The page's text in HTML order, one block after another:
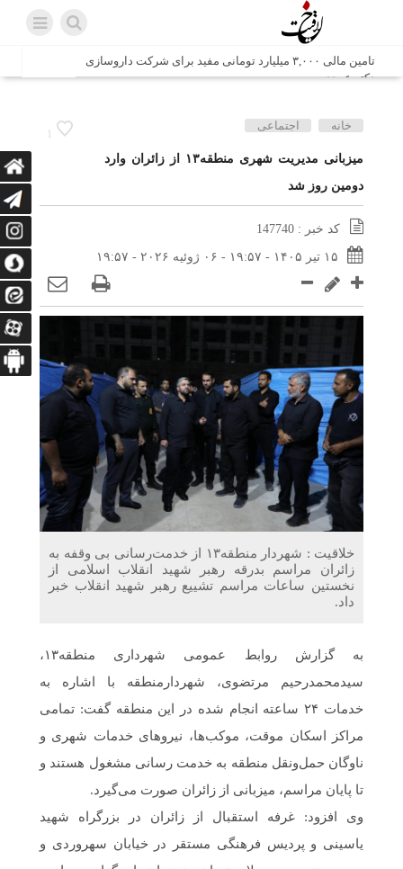
تامین مالی ۳,۰۰۰ میلیارد تومانی مفید برای شرکت داروسازی
دکتر عبیدی
شش وزیر کابینه پاکستان با حضور در سفارت ایران در اسلام
اتابک: ظرفیت های جدید همکاری‌های تجاری ایران و پاکستان با
محوریت بخش خصوصی فعال می‌شود
در مسیر جا‌مانده‌ها، دل‌ها به کربلا رسیده است
وزیر صمت خواستار پیگیری کانتینرهای ایرانی در بندر کراچی
شد / تجارت ۱۰ میلیارد دلاری ایران و پاکستان
هدیه ویژه همراهی اربعین شرکت مخابرات ایران؛ «نگارا»
ارتباط زائران را آسان‌تر می‌کند
زائران اربعین با کد ملی، خط تلفن ثابت رایگان با تلفن همراه
دریافت می‌کنند
غرفه‌های «نگارا» در مرزهای اربعین آماده خدمت‌رسانی به
زائران هستند
1
خانه اجتماعی
میزبانی مدیریت شهری منطقه۱۳ از زائران وارد
دومین روز شد
کد خبر : 147740
۱۵ تیر ۱۴۰۵ - ۱۹:۵۷ - ۰۶ ژوئیه ۲۰۲۶ - ۱۹:۵۷
خلاقیت : شهردار منطقه۱۳ از خدمت‌رسانی بی وقفه به
زائران مراسم بدرقه رهبر شهید انقلاب اسلامی از
نخستین ساعات مراسم تشییع رهبر شهید انقلاب خبر
داد.
به گزارش روابط عمومی شهرداری منطقه۱۳،
سیدمحمدرحیم مرتضوی، شهردارمنطقه با اشاره به
خدمات ۲۴ ساعته انجام شده در این منطقه گفت: تمامی
مراکز اسکان موقت، موکب‌ها، نیروهای خدمات شهری و
ناوگان حمل‌ونقل منطقه به خدمت رسانی مشغول هستند و
تا پایان مراسم، میزبانی از زائران صورت می‌گیرد.
وی افزود: غرفه استقبال از زائران در بزرگراه شهید
یاسینی و پردیس فرهنگی مستقر در خیابان سهروردی و